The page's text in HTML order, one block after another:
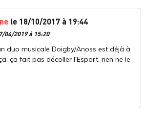
le 18/10/2017 à 19:44
04/2019 à 15:20
duo musicale Doigby/Anoss est déjà à
ça fait pas décoller l'Esport, rien ne le